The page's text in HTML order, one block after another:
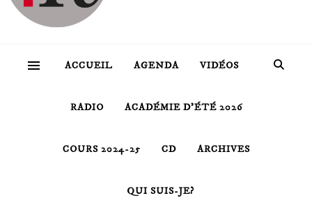
ACCUEIL AGENDA VIDÉOS
RADIO ACADÉMIE D’ÉTÉ 2026
COURS 2024-25 CD ARCHIVES
QUI SUIS-JE?